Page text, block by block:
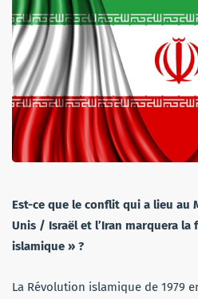
Est-ce que le conflit qui a lieu au
Unis / Israël et l’Iran marquera
islamique » ?
La Révolution islamique de 1979